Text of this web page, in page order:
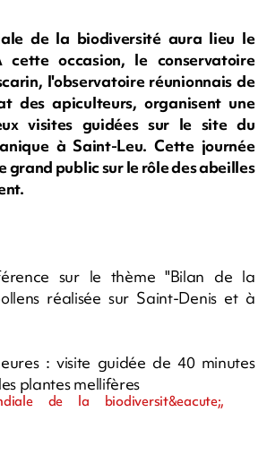
de la biodiversité aura lieu le
occasion, le conservatoire
l'observatoire réunionnais de
des apiculteurs, organisent une
visites guidées sur le site du
à Saint-Leu. Cette journée
grand public sur le rôle des abeilles
sur le thème "Bilan de la
réalisée sur Saint-Denis et à
: visite guidée de 40 minutes
plantes mellifères
de la biodiversit&eacute;,